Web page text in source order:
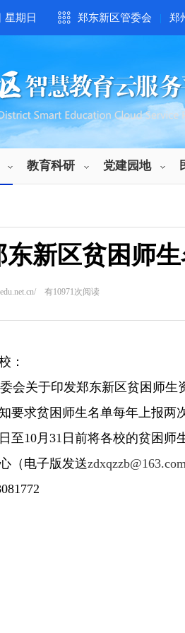
星期日 郑东新区管委会 | 郑
教育科研 党建园地
东新区贫困师
有10971次阅读
：
会关于印发郑东新区贫困师生
要求贫困师生名单每年上报两
至10月31日前将各校的贫困
（电子版发送